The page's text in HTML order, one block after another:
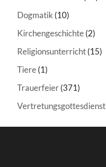
Dogmatik(10)
Kirchengeschichte(2)
Religionsunterricht(15)
Tiere(1)
Trauerfeier(371)
Vertretungsgottesdienst